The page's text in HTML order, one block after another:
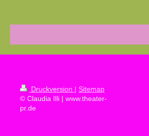
Druckversion | Sitemap
© Claudia Illi | www.theater-
pr.de